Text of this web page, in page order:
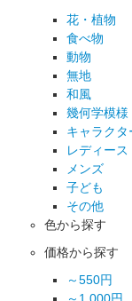
花・植物
食べ物
動物
無地
和風
幾何学模様
キャラク
レディース
メンズ
子ども
その他
色から探す
価格から探す
～550円
～1,000円